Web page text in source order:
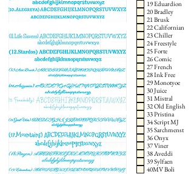
19 Eduardion
20 Bradley
21 Brusk
22 Californian
23 Chiller
24 Freestyle
25 Forte
26 Comic
27 French
28 Ink Free
29 Monotyoe
30 Juice
31 Mistral
32 Old English
33 Pristina
34 Script MJ
35 Sarchmenst
36 Onyx
37 Viner
38 Aveddi
39 Sylfaen
40MV Boli